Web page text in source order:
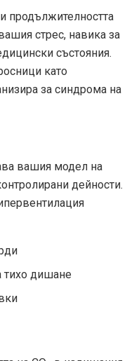
продължителността
стрес, навика за
състояния.
като
за синдрома на
вашия модел на
дейности.
тихо дишане